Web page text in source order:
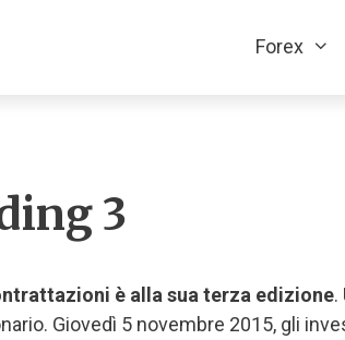
Forex
3
è alla sua terza edizione.
Giovedì 5 novembre 2015, gli